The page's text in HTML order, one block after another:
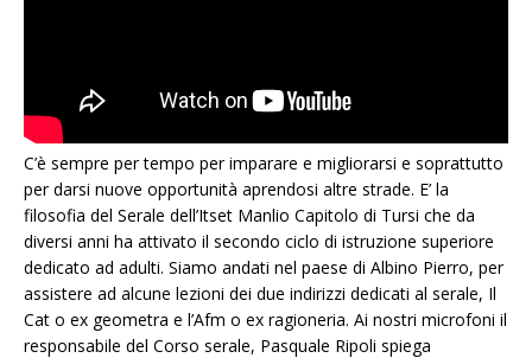
C’è sempre per tempo per imparare e migliorarsi e soprattutto
per darsi nuove opportunità aprendosi altre strade. E’ la
filosofia del Serale dell’Itset Manlio Capitolo di Tursi che da
diversi anni ha attivato il secondo ciclo di istruzione superiore
dedicato ad adulti. Siamo andati nel paese di Albino Pierro, per
assistere ad alcune lezioni dei due indirizzi dedicati al serale, Il
Cat o ex geometra e l’Afm o ex ragioneria. Ai nostri microfoni il
responsabile del Corso serale, Pasquale Ripoli spiega